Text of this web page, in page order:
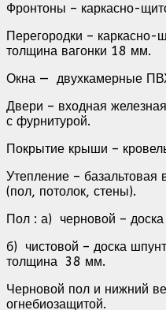
Фронтоны – каркасно-
Перегородки – каркасно-
толщина вагонки 18 мм.
Окна — двухкамерные
Двери – входная
с фурнитурой.
Покрытие крыши –
Утепление – базальтовая
(пол, потолок, стены).
Пол : а) черновой –
б) чистовой – доска
толщина 38 мм.
Черновой пол и нижний
огнебиозащитой.